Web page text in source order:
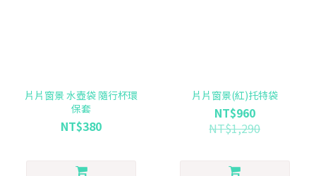
片片窗景 水壺袋 隨行杯環
保套
NT$380
片片窗景(紅)托特袋
NT$960
NT$1,290